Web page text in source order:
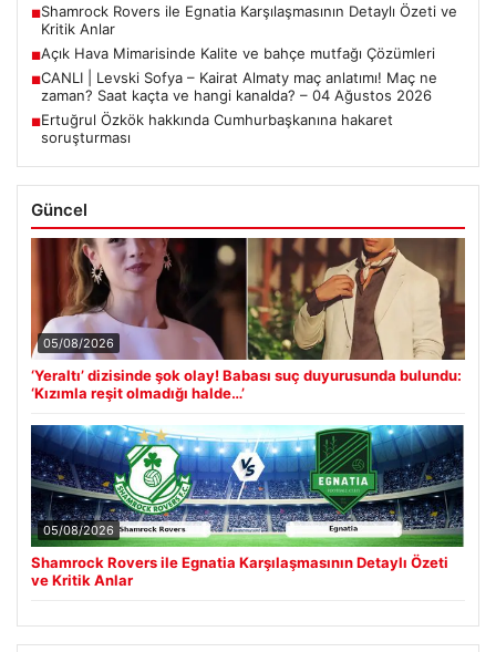
■Shamrock Rovers ile Egnatia Karşılaşmasının Detaylı Özeti ve
Kritik Anlar
■Açık Hava Mimarisinde Kalite ve bahçe mutfağı Çözümleri
■CANLI | Levski Sofya – Kairat Almaty maç anlatımı! Maç ne
zaman? Saat kaçta ve hangi kanalda? – 04 Ağustos 2026
■Ertuğrul Özkök hakkında Cumhurbaşkanına hakaret
soruşturması
Güncel
05/08/2026
‘Yeraltı’ dizisinde şok olay! Babası suç duyurusunda bulundu:
‘Kızımla reşit olmadığı halde…’
05/08/2026
Shamrock Rovers ile Egnatia Karşılaşmasının Detaylı Özeti
ve Kritik Anlar